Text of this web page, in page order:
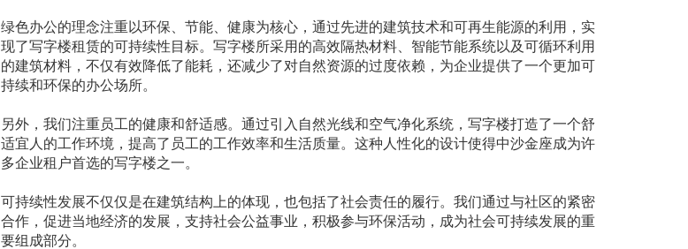
绿色办公的理念注重以环保、节能、健康为核心，通过先进的建筑技术和可再生能源的利用，实
现了写字楼租赁的可持续性目标。写字楼所采用的高效隔热材料、智能节能系统以及可循环利用
的建筑材料，不仅有效降低了能耗，还减少了对自然资源的过度依赖，为企业提供了一个更加可
持续和环保的办公场所。
另外，我们注重员工的健康和舒适感。通过引入自然光线和空气净化系统，写字楼打造了一个舒
适宜人的工作环境，提高了员工的工作效率和生活质量。这种人性化的设计使得中沙金座成为许
多企业租户首选的写字楼之一。
可持续性发展不仅仅是在建筑结构上的体现，也包括了社会责任的履行。我们通过与社区的紧密
合作，促进当地经济的发展，支持社会公益事业，积极参与环保活动，成为社会可持续发展的重
要组成部分。